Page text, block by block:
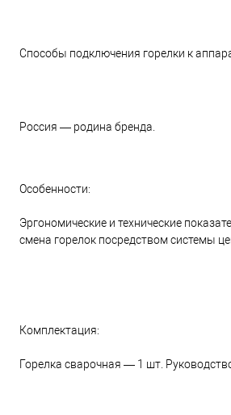
Способы подключения горелки к
Россия — родина бренда.
Особенности:
Эргономические и технические
смена горелок посредством системы
Комплектация:
Горелка сварочная — 1 шт.